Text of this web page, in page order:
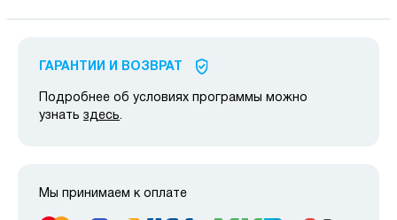
ГАРАНТИИ И ВОЗВРАТ
Подробнее об условиях программы можно
узнать здесь.
Мы принимаем к оплате